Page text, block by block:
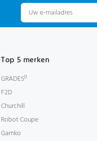
Top 5 merken
GRADESº
F2D
Churchill
Robot Coupe
Gamko